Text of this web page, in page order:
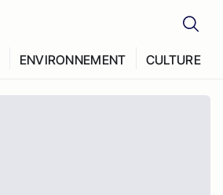
ENVIRONNEMENT CULTURE